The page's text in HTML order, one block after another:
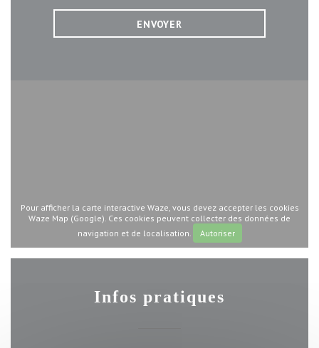
Pour afficher la carte interactive Waze, vous devez accepter les cookies
Waze Map (Google). Ces cookies peuvent collecter des données de
navigation et de localisation.
Autoriser
Infos pratiques